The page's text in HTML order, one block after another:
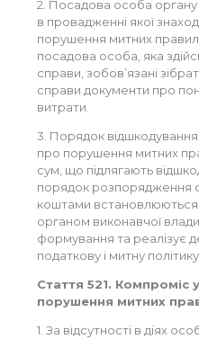
2. Посадова особа органу
в провадженні якої
порушення митних
посадова особа, яка
справи, зобов’язані
справи документи про
витрати.
3. Порядок відшкодування
про порушення митних
сум, що підлягають
порядок розпорядження
коштами
органом виконавчої
формування та реалізує
податкову і митну
Стаття 521. Компроміс
порушення митних
1. За відсутності в діях